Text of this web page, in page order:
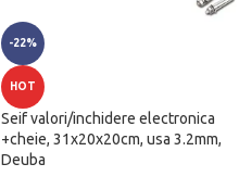
-22%
HOT
Seif valori/inchidere electronica
+cheie, 31x20x20cm, usa 3.2mm,
Deuba